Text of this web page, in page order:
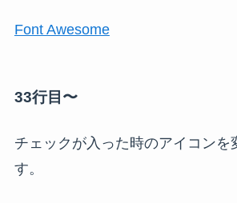
Font Awesome
33行目〜
チェックが入った時のアイコンを
す。